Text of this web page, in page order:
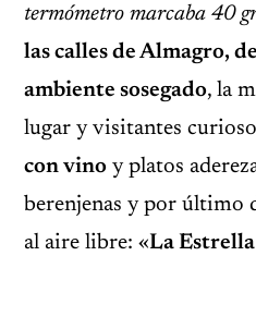
termómetro marcaba 40
las calles de Almagro,
ambiente sosegado, la
lugar y visitantes
con vino y platos
berenjenas y por último
al aire libre: «La